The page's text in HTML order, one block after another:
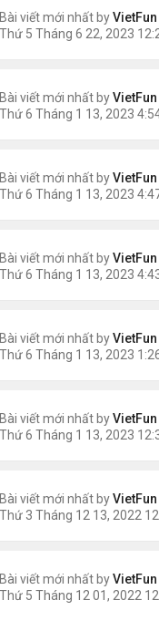
Bài viết mới nhất byVietFun
Bài viết mới nhất byVietFun
Bài viết mới nhất byVietFun
Bài viết mới nhất byVietFun
Bài viết mới nhất byVietFun
Bài viết mới nhất byVietFun
Bài viết mới nhất byVietFun
Bài viết mới nhất byVietFun